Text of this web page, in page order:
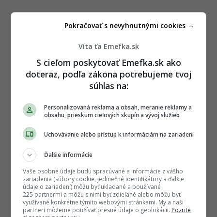
Zdroj:
TAGY:
Víta ťa Emefka.sk
S cieľom poskytovať Emefka.sk ako
doteraz, podľa zákona potrebujeme tvoj
súhlas na:
Personalizovaná reklama a obsah, meranie reklamy a
obsahu, prieskum cieľových skupín a vývoj služieb
Uchovávanie alebo prístup k informáciám na zariadení
Ďalšie informácie
Vaše osobné údaje budú spracúvané a informácie z vášho
zariadenia (súbory cookie, jedinečné identifikátory a ďalšie
údaje o zariadení) môžu byť ukladané a používané
225 partnermi a môžu s nimi byť zdieľané alebo môžu byť
využívané konkrétne týmito webovými stránkami. My a naši
partneri môžeme používať presné údaje o geolokácii. Pozrite
Pokračovať s nevyhnutnými cookies →